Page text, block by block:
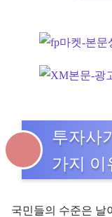
투자사
가지 이
국민들의 수준은 날